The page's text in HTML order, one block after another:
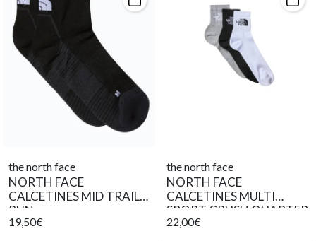
the north face
NORTH FACE
CALCETINES MID TRAIL
RUN
19,50€
the north face
NORTH FACE
CALCETINES MULTI
SPORT CRUSH QUARTER
22,00€